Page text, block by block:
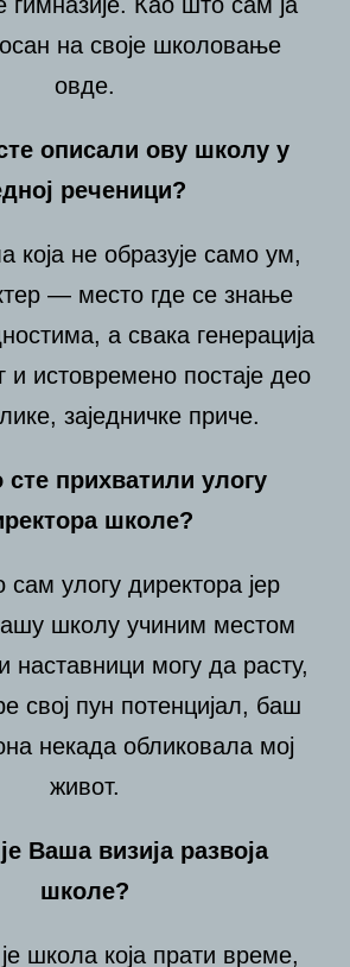
на своје школовање
овде.
описали ову школу у
реченици?
која не образује само ум,
— место где се знање
а свака генерација
и истовремено постаје део
заједничке приче.
прихватили улогу
школе?
сам улогу директора јер
школу учиним местом
наставници могу да расту,
свој пун потенцијал, баш
некада обликовала мој
живот.
Ваша визија развоја
школе?
школа која прати време,